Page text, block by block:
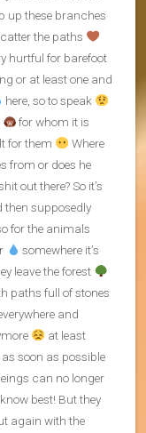
up these branches
the paths
hurtful for barefoot
or at least one and
here, so to speak
for whom it is
for them
Where
from or does he
out there? So it’s
then supposedly
for the animals
somewhere it’s
leave the forest
paths full of stones
and
at least
soon as possible
can no longer
best! But they
again with the